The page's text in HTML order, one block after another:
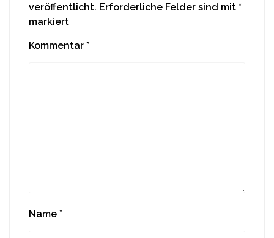
veröffentlicht. Erforderliche Felder sind mit *
markiert
Kommentar *
Name *